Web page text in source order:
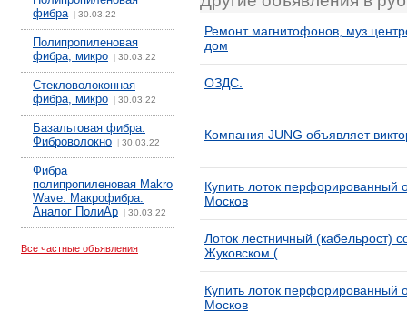
фибра| 30.03.22
Полипропиленовая
фибра, микро
30.03.22
Стекловолоконная
фибра, микро
30.03.22
Базальтовая фибра.
Фиброволокно
30.03.22
Фибра
полипропиленовая Makro
Wave. Макрофибра.
Аналог ПолиАр
30.03.22
Все частные объявления
Ремонт магнитофонов, муз
дом
ОЗДС.
Компания JUNG объявляет
Купить лоток перфорированный
Москов
Лоток лестничный (кабельрост)
Жуковском (
Купить лоток перфорированный
Москов